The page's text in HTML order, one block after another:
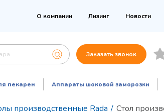
О компании Лизинг Новости
Заказать звонок
пекарен Аппараты шоковой заморозки
производственные Rada / Стол